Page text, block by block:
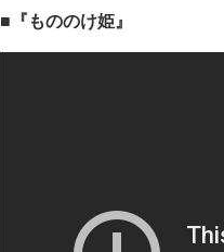
■『もののけ姫』